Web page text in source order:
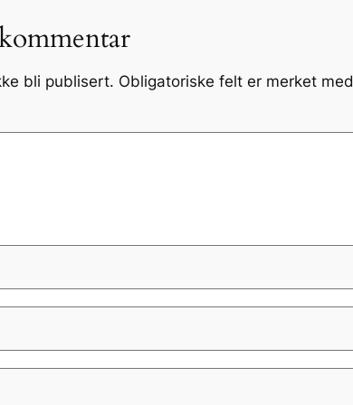
bli publisert. Obligatoriske felt er merket med